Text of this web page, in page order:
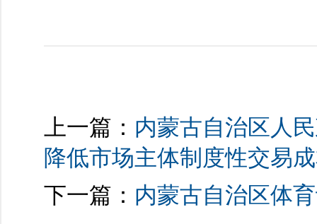
上一篇： 内蒙古自治区人
降低市场主体制度性交易
下一篇： 内蒙古自治区体